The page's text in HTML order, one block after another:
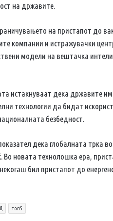
на државите.
на пристапот до
компании и истражувачки
модели на вештачка
истакнуваат дека државите
технологии да бидат
безбедност.
дека глобалната трка
новата технолошка ера,
бил пристапот до
топ5